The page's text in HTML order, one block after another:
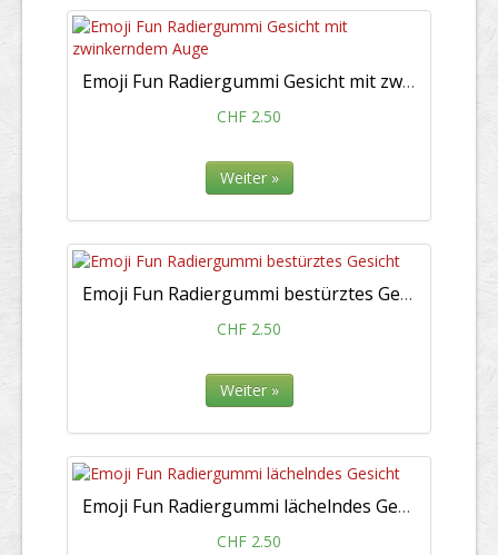
Emoji Fun Radiergummi Gesicht mit zwinkerndem Auge
CHF 2.50
Weiter »
Emoji Fun Radiergummi bestürztes Gesicht
CHF 2.50
Weiter »
Emoji Fun Radiergummi lächelndes Gesicht
CHF 2.50